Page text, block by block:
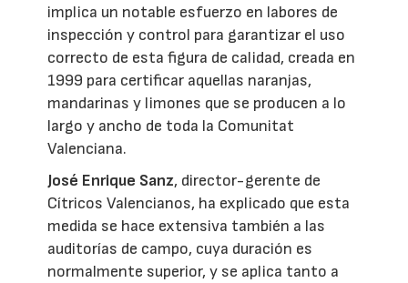
implica un notable esfuerzo en labores de
inspección y control para garantizar el uso
correcto de esta figura de calidad, creada en
1999 para certificar aquellas naranjas,
mandarinas y limones que se producen a lo
largo y ancho de toda la Comunitat
Valenciana.
José Enrique Sanz, director-gerente de
Cítricos Valencianos, ha explicado que esta
medida se hace extensiva también a las
auditorías de campo, cuya duración es
normalmente superior, y se aplica tanto a